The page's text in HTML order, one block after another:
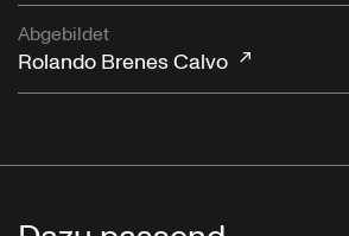
Abgebildet
Rolando Brenes Calvo